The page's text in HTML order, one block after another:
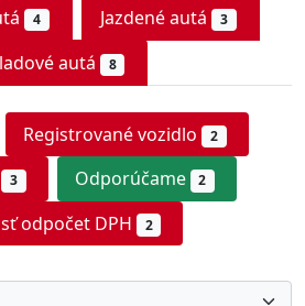
4 Jazdené autá 3
autá 8
Registrované vozidlo 2
3 Odporúčame 2
odpočet DPH 2